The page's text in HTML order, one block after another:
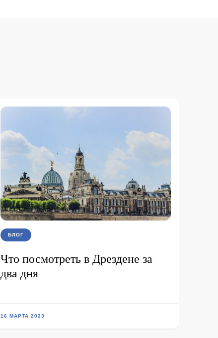
БЛОГ
Что посмотреть в Дрездене за
два дня
16 МАРТА 2023